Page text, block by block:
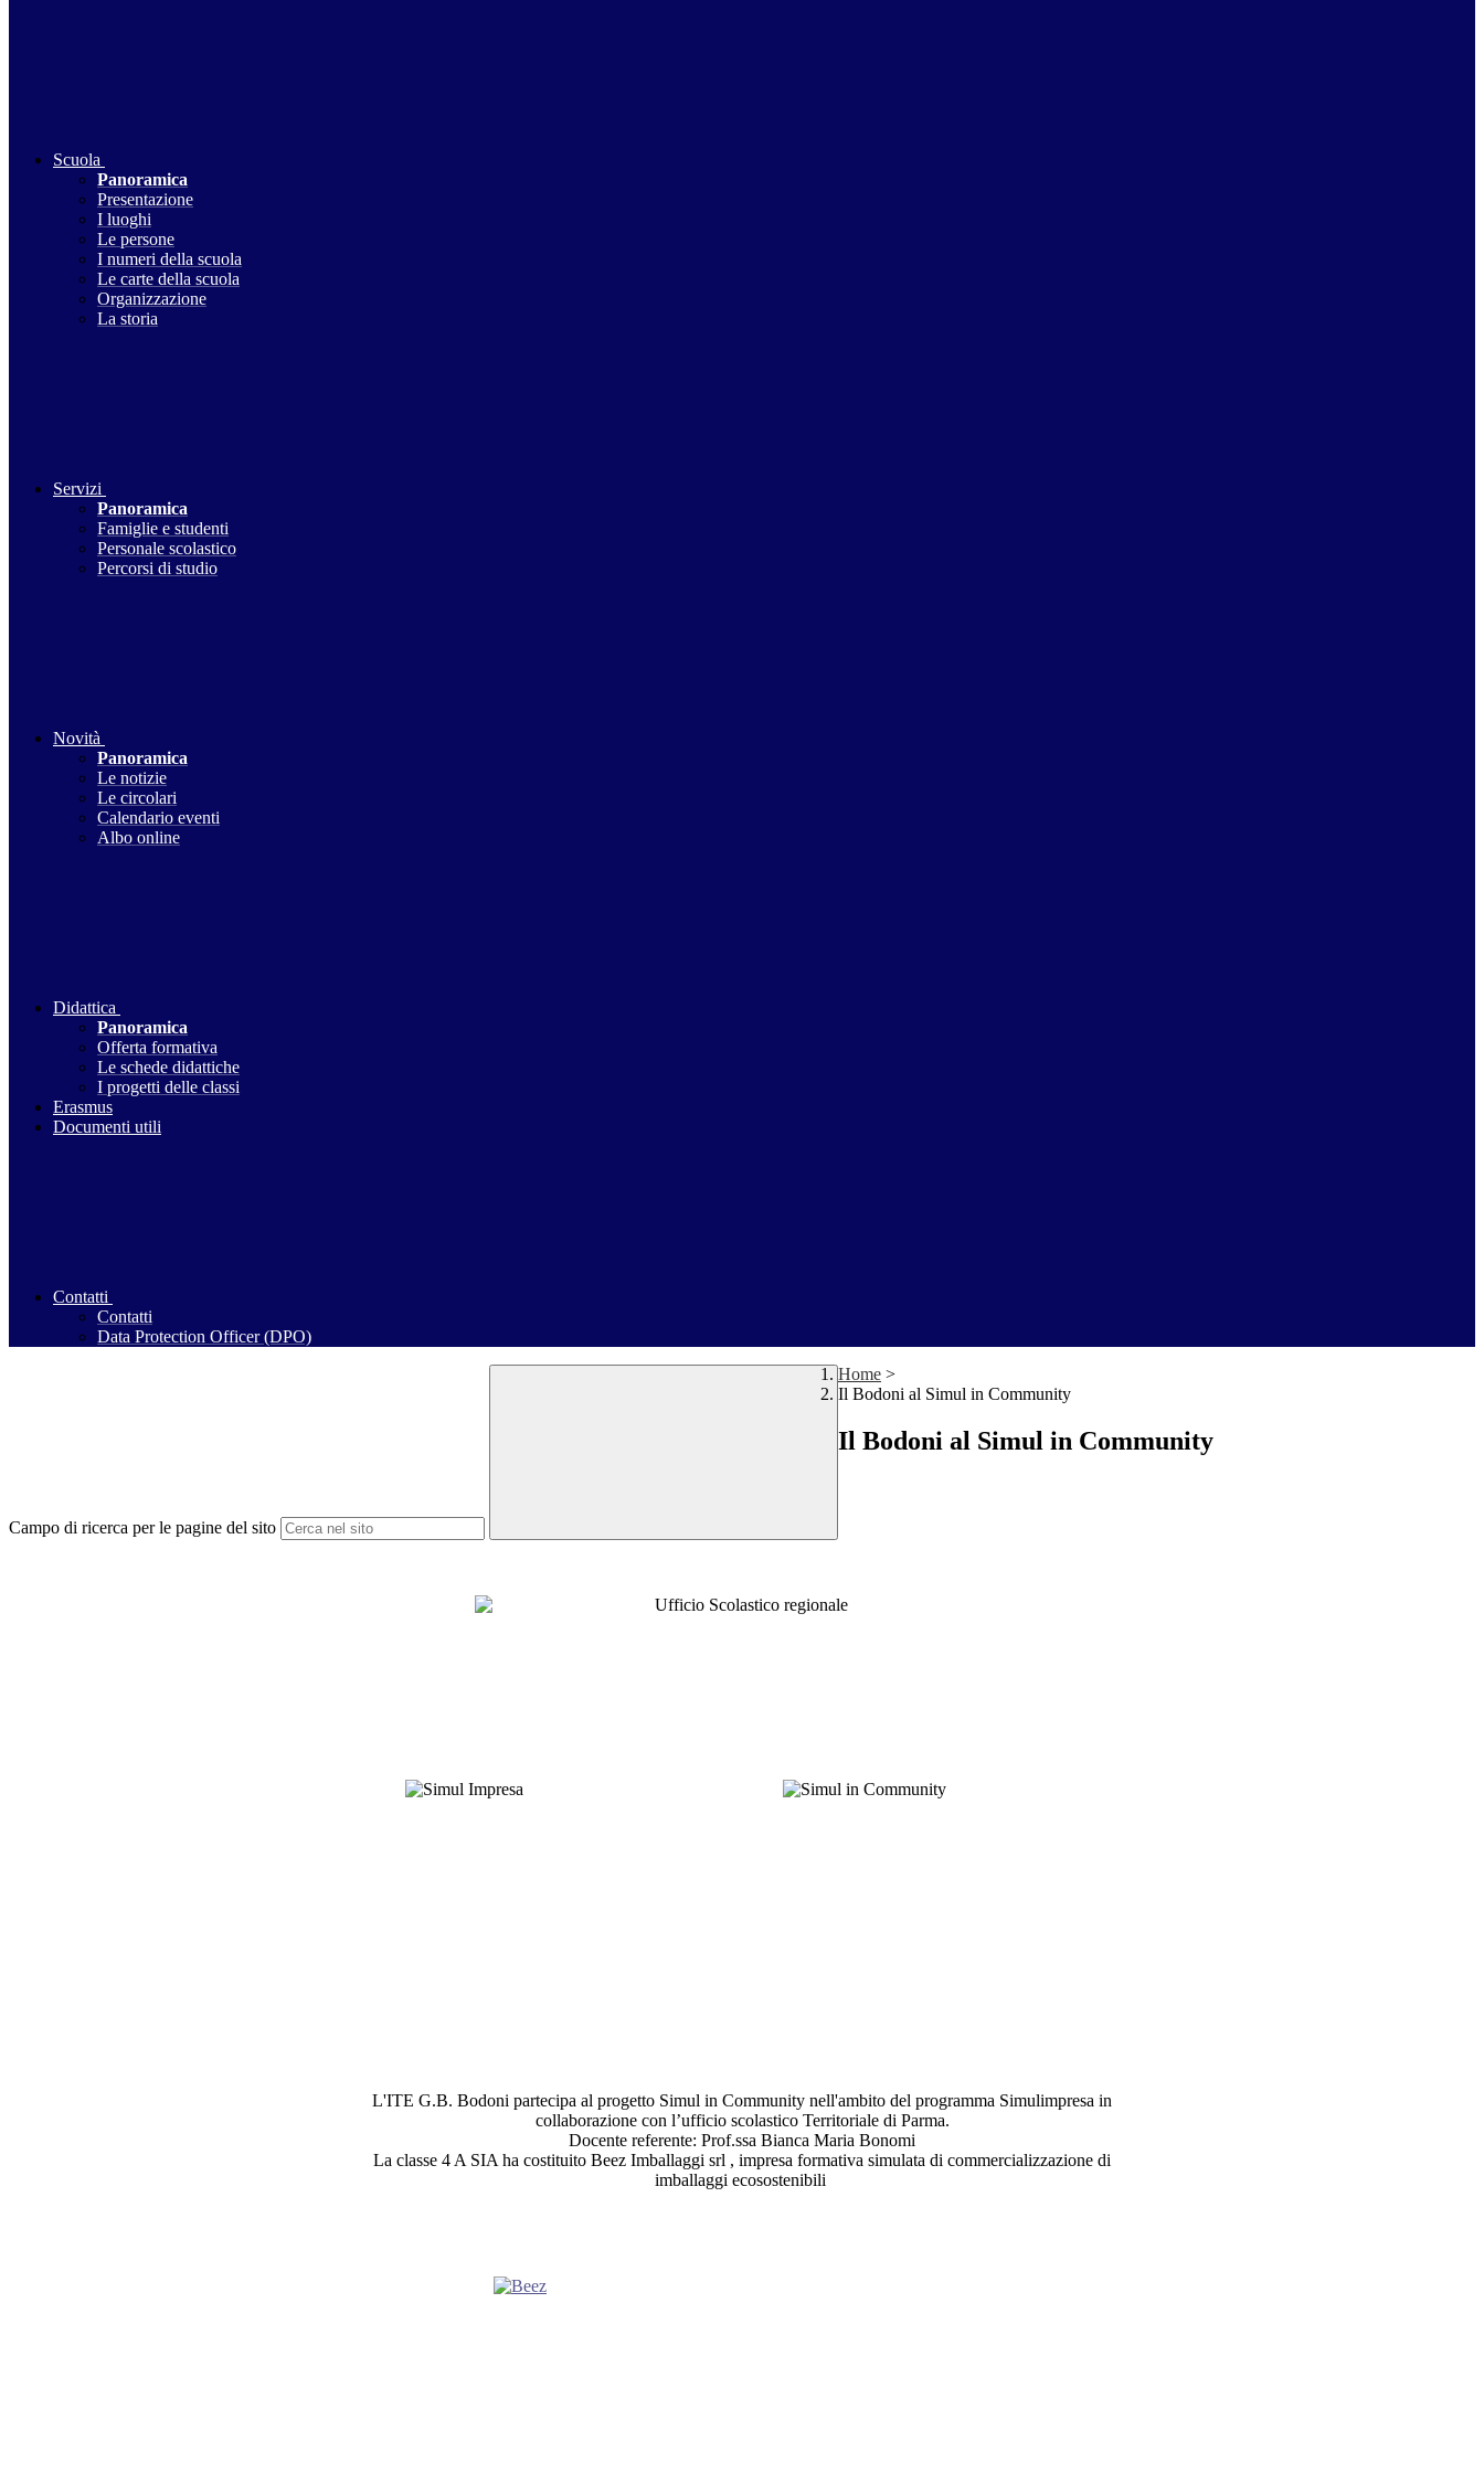
Scuola
Panoramica
Presentazione
I luoghi
Le persone
I numeri della scuola
Le carte della scuola
Organizzazione
La storia
Servizi
Panoramica
Famiglie e studenti
Personale scolastico
Percorsi di studio
Novità
Panoramica
Le notizie
Le circolari
Calendario eventi
Albo online
Didattica
Panoramica
Offerta formativa
Le schede didattiche
I progetti delle classi
Erasmus
Documenti utili
Contatti
Contatti
Data Protection Officer (DPO)
Campo di ricerca per le pagine del sito
Home >
Il Bodoni al Simul in Community
Il Bodoni al Simul in Community
L'ITE G.B. Bodoni partecipa al progetto Simul in Community nell'ambito del programma Simulimpresa in
collaborazione con l’ufficio scolastico Territoriale di Parma.
Docente referente: Prof.ssa Bianca Maria Bonomi
La classe 4 A SIA ha costituito Beez Imballaggi srl , impresa formativa simulata di commercializzazione di
imballaggi ecosostenibili